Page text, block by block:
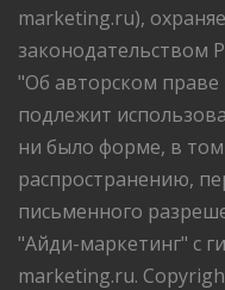
marketing.ru),
законодательством
"Об авторском
подлежит
ни было форме, в
распространению,
письменного
"Айди-маркетинг" с
marketing.ru.